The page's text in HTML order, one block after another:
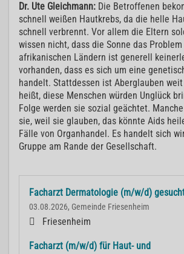
Dr. Ute Gleichmann: Die Betroffenen
schnell weißen Hautkrebs, da die helle
schnell verbrennt. Vor allem die Eltern
wissen nicht, dass die Sonne das
afrikanischen Ländern ist generell
vorhanden, dass es sich um eine
handelt. Stattdessen ist Aberglauben
heißt, diese Menschen würden Unglück
Folge werden sie sozial geächtet.
sie, weil sie glauben, das könnte Aids
Fälle von Organhandel. Es handelt sich
Gruppe am Rande der Gesellschaft.
Facharzt Dermatologie (m/w/d)
03.08.2026, Gemeinde Friesenheim
Friesenheim
Facharzt (m/w/d) für Haut- und